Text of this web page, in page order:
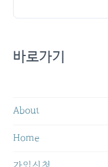
바로가기
About
Home